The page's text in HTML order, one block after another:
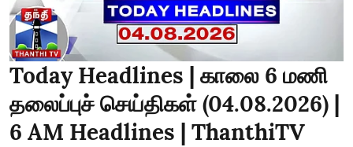
Today Headlines | காலை 6 மணி
தலைப்புச் செய்திகள் (04.08.2026) |
6 AM Headlines | ThanthiTV